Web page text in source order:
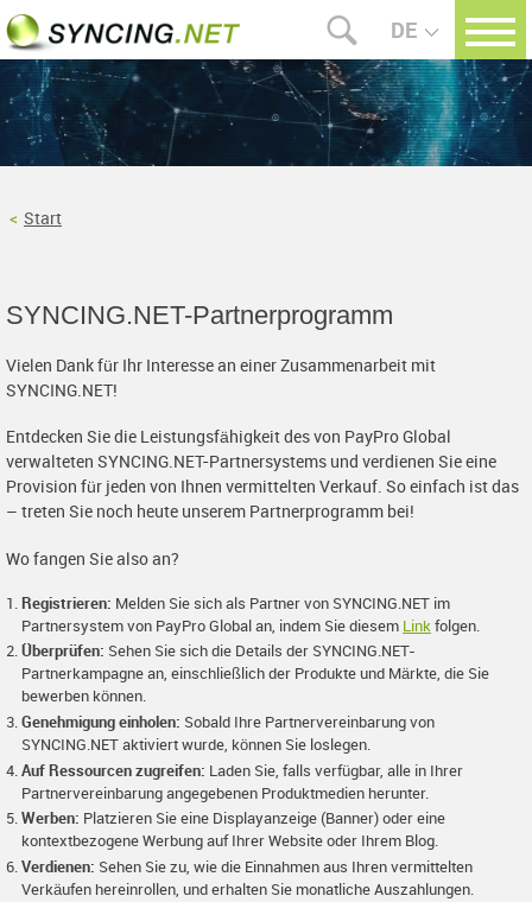
DE
Start
SYNCING.NET-Partnerprogramm
Vielen Dank für Ihr Interesse an einer Zusammenarbeit mit
SYNCING.NET!
Entdecken Sie die Leistungsfähigkeit des von PayPro Global
verwalteten SYNCING.NET-Partnersystems und verdienen Sie eine
Provision für jeden von Ihnen vermittelten Verkauf. So einfach ist das
– treten Sie noch heute unserem Partnerprogramm bei!
Wo fangen Sie also an?
Registrieren: Melden Sie sich als Partner von SYNCING.NET im
Partnersystem von PayPro Global an, indem Sie diesem Linkfolgen.
Überprüfen: Sehen Sie sich die Details der SYNCING.NET-
Partnerkampagne an, einschließlich der Produkte und Märkte, die Sie
bewerben können.
Genehmigung einholen: Sobald Ihre Partnervereinbarung von
SYNCING.NET aktiviert wurde, können Sie loslegen.
Auf Ressourcen zugreifen: Laden Sie, falls verfügbar, alle in Ihrer
Partnervereinbarung angegebenen Produktmedien herunter.
Werben: Platzieren Sie eine Displayanzeige (Banner) oder eine
kontextbezogene Werbung auf Ihrer Website oder Ihrem Blog.
Verdienen: Sehen Sie zu, wie die Einnahmen aus Ihren vermittelten
Verkäufen hereinrollen, und erhalten Sie monatliche Auszahlungen.